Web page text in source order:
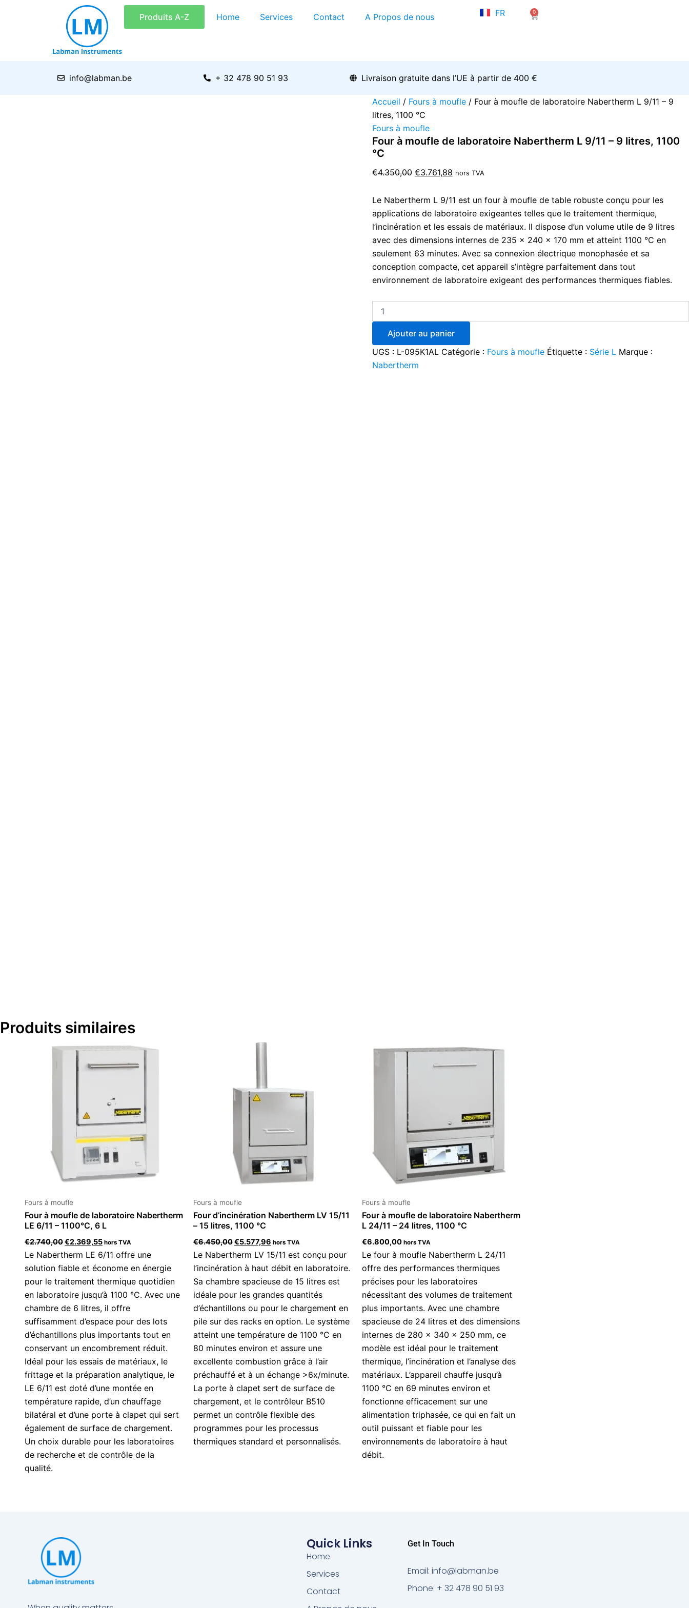
Produits A-Z Home Services Contact A Propos de nous FR
EN
0
Panier
info@labman.be + 32 478 90 51 93 Livraison gratuite dans l’UE à partir de 400 €
Accueil / Fours à moufle/ Four à moufle de laboratoire Nabertherm L 9/11 – 9
litres, 1100 °C
Fours à moufle
Four à moufle de laboratoire Nabertherm L 9/11 – 9 litres, 1100
°C
€4.350,00
prix
€3.761,88 hors TVA
Le Nabertherm L 9/11 est un four à moufle de table robuste conçu pour les
applications de laboratoire exigeantes telles que le traitement thermique,
l’incinération et les essais de matériaux. Il dispose d’un volume utile de 9 litres
avec des dimensions internes de 235 × 240 × 170 mm et atteint 1100 °C en
seulement 63 minutes. Avec sa connexion électrique monophasée et sa
conception compacte, cet appareil s’intègre parfaitement dans tout
environnement de laboratoire exigeant des performances thermiques fiables.
de
Nabertherm
9/11
-
9
litres,
1100
°C
Ajouter au panier
UGS : L-095K1AL Catégorie : Fours à moufle Étiquette : Série L Marque :
Nabertherm
Produits similaires
Fours à moufle
Four à moufle de laboratoire Nabertherm
LE 6/11 – 1100°C, 6 L
€2.740,00
prix
initial
était :
€2.369,55
prix
est :
hors TVA
Le Nabertherm LE 6/11 offre une
solution fiable et économe en énergie
pour le traitement thermique quotidien
en laboratoire jusqu’à 1100 °C. Avec une
chambre de 6 litres, il offre
suffisamment d’espace pour des lots
d’échantillons plus importants tout en
conservant un encombrement réduit.
Idéal pour les essais de matériaux, le
frittage et la préparation analytique, le
LE 6/11 est doté d’une montée en
température rapide, d’un chauffage
bilatéral et d’une porte à clapet qui sert
également de surface de chargement.
Un choix durable pour les laboratoires
de recherche et de contrôle de la
qualité.
Fours à moufle
Four d’incinération Nabertherm LV 15/11
– 15 litres, 1100 °C
€6.450,00€5.577,96 hors TVA
Le Nabertherm LV 15/11 est conçu pour
l’incinération à haut débit en laboratoire.
Sa chambre spacieuse de 15 litres est
idéale pour les grandes quantités
d’échantillons ou pour le chargement en
pile sur des racks en option. Le système
atteint une température de 1100 °C en
80 minutes environ et assure une
excellente combustion grâce à l’air
préchauffé et à un échange >6x/minute.
La porte à clapet sert de surface de
chargement, et le contrôleur B510
permet un contrôle flexible des
programmes pour les processus
thermiques standard et personnalisés.
Fours à moufle
Four à moufle de laboratoire Nabertherm
L 24/11 – 24 litres, 1100 °C
€6.800,00 hors TVA
Le four à moufle Nabertherm L 24/11
offre des performances thermiques
précises pour les laboratoires
nécessitant des volumes de traitement
plus importants. Avec une chambre
spacieuse de 24 litres et des dimensions
internes de 280 × 340 × 250 mm, ce
modèle est idéal pour le traitement
thermique, l’incinération et l’analyse des
matériaux. L’appareil chauffe jusqu’à
1100 °C en 69 minutes environ et
fonctionne efficacement sur une
alimentation triphasée, ce qui en fait un
outil puissant et fiable pour les
environnements de laboratoire à haut
débit.
Quick Links
Home
Services
Contact
Get In Touch
Email: info@labman.be
Phone: + 32 478 90 51 93